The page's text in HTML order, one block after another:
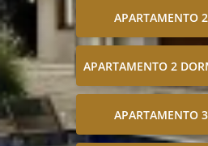
APARTAMENTO
APARTAMENTO 2
APARTAMENTO